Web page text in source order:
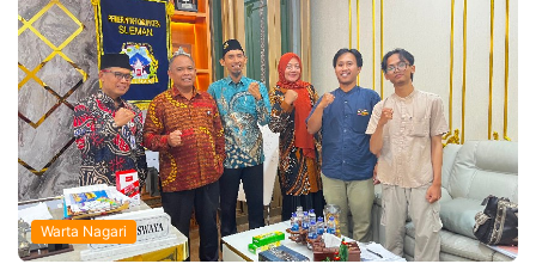
Warta Nagari